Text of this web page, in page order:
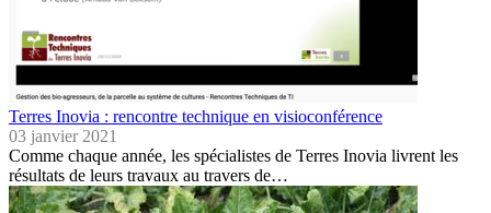
Terres Inovia : rencontre technique en visioconférence
03 janvier 2021
Comme chaque année, les spécialistes de Terres Inovia livrent les
résultats de leurs travaux au travers de…